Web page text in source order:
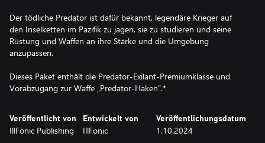
Der tödliche Predator ist dafür bekannt, legendäre Krieger auf
den Inselketten im Pazifik zu jagen, sie zu studieren und seine
Rüstung und Waffen an ihre Stärke und die Umgebung
anzupassen.
Dieses Paket enthält die Predator-Exilant-Premiumklasse und
Vorabzugang zur Waffe „Predator-Haken“.*
Veröffentlicht von
IllFonic Publishing
Entwickelt von
IllFonic
Veröffentlichungsdatum
1.10.2024